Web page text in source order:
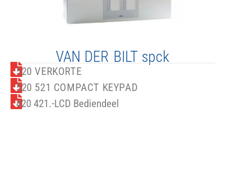
VAN DER BILT​ spck​
520 VERKORTE
520 521 COMPACT KEYPAD
420 421.-LCD Bediendeel